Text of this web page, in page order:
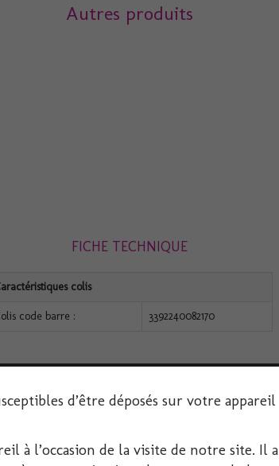
Autres produits
FICHE TECHNIQUE
colis
code barre : 3392240082170
CLIENT
d’être déposés sur votre appareil
à l’occasion de la visite de notre site. Il a